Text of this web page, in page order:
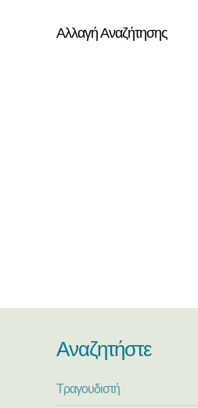
Αλλαγή Αναζήτησης
Αναζητήστε
Τραγουδιστή